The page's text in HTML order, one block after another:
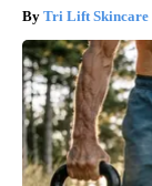
Tri Lift Skincare